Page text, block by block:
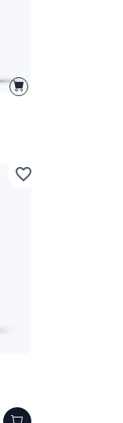
favorite_border